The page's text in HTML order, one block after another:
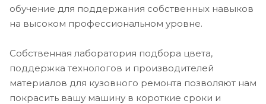
обучение для поддержания собственных навыков
на высоком профессиональном уровне.
Собственная лаборатория подбора цвета,
поддержка технологов и производителей
материалов для кузовного ремонта позволяют нам
покрасить вашу машину в короткие сроки и